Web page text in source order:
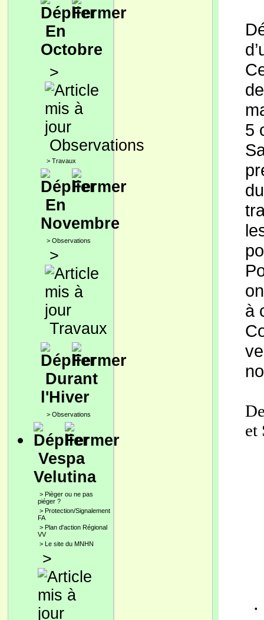
En
Octobre
>
Observations
> Travaux
En
Novembre
> Observations
>
Travaux
Durant
l'Hiver
> Observations
Vespa
Velutina
> Pièger ou ne pas
piéger ?
> Protection/Signalement
FA
> Plan d'action Régional
VV
> Le site du MNHN
>
5
à
et
·